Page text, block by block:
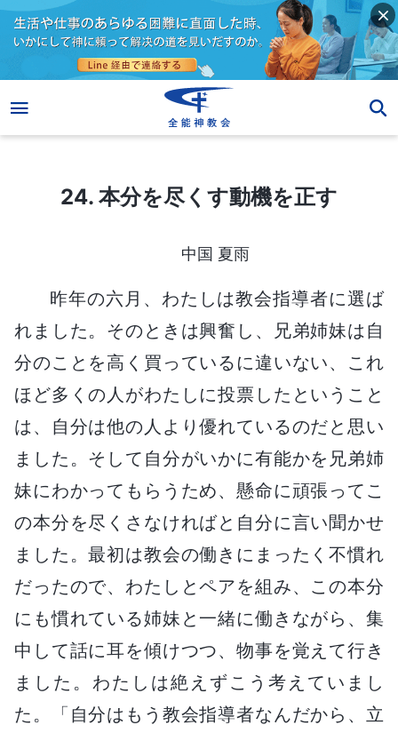
24. 本分を尽くす動機を正す
24. 本分を尽くす動機を正す
中国 夏雨
昨年の六月、わたしは教会指導者に選ば
れました。そのときは興奮し、兄弟姉妹は自
分のことを高く買っているに違いない、これ
ほど多くの人がわたしに投票したということ
は、自分は他の人より優れているのだと思い
ました。そして自分がいかに有能かを兄弟姉
妹にわかってもらうため、懸命に頑張ってこ
の本分を尽くさなければと自分に言い聞かせ
ました。最初は教会の働きにまったく不慣れ
だったので、わたしとペアを組み、この本分
にも慣れている姉妹と一緒に働きながら、集
中して話に耳を傾けつつ、物事を覚えて行き
ました。わたしは絶えずこう考えていまし
た。「自分はもう教会指導者なんだから、立